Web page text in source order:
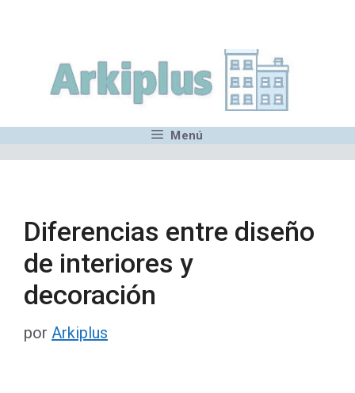
contenido
Menú
Diferencias entre diseño
de interiores y
decoración
por Arkiplus